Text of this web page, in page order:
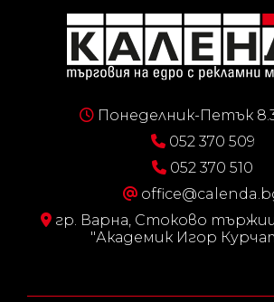
Понеделник-Петък
052 370 509
052 370 510
гр. Варна, Стоково
"Академик Игор